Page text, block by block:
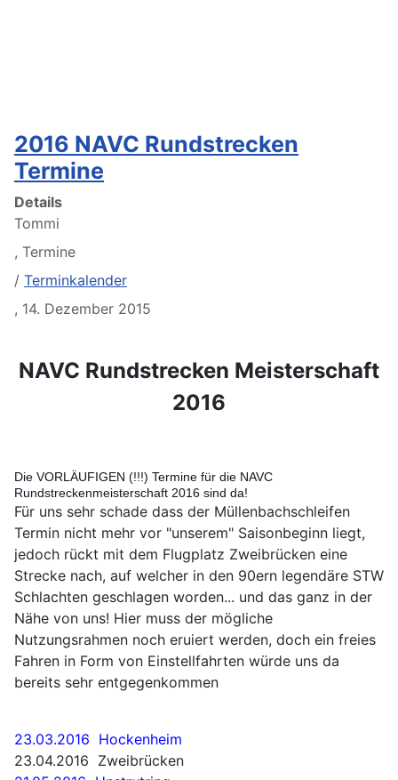
2016 NAVC Rundstrecken
Termine
Details
Tommi
, Termine
/ Terminkalender
, 14. Dezember 2015
NAVC Rundstrecken Meisterschaft
2016
Die VORLÄUFIGEN (!!!) Termine für die NAVC
Rundstreckenmeisterschaft 2016 sind da!
Für uns sehr schade dass der Müllenbachschleifen
Termin nicht mehr vor "unserem" Saisonbeginn liegt,
jedoch rückt mit dem Flugplatz Zweibrücken eine
Strecke nach, auf welcher in den 90ern legendäre STW
Schlachten geschlagen worden... und das ganz in der
Nähe von uns! Hier muss der mögliche
Nutzungsrahmen noch eruiert werden, doch ein freies
Fahren in Form von Einstellfahrten würde uns da
bereits sehr entgegenkommen
23.03.2016 Hockenheim
23.04.2016 Zweibrücken